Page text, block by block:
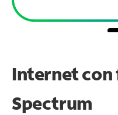
Internet
Spectrum